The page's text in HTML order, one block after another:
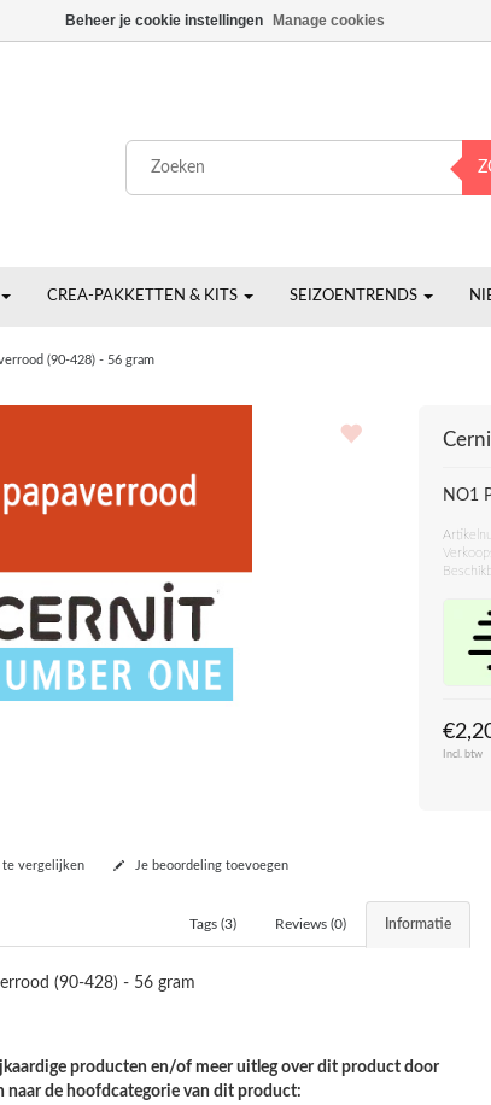
CREA-PAKKETTEN & KITS SEIZOENTRENDS
(90-428) - 56 gram
NO1
Incl. btw
te vergelijken Je beoordeling toevoegen
Informatie
Reviews (0)
Tags (3)
(90-428) - 56 gram
producten en/of meer uitleg over dit product door
naar de hoofdcategorie van dit product:
Beheer je cookie instellingen Manage cookies